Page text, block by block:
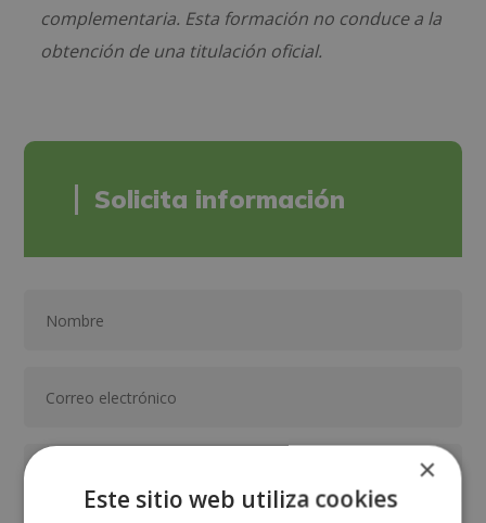
complementaria. Esta formación no conduce a la
obtención de una titulación oficial.
Solicita información
×
Este sitio web utiliza cookies